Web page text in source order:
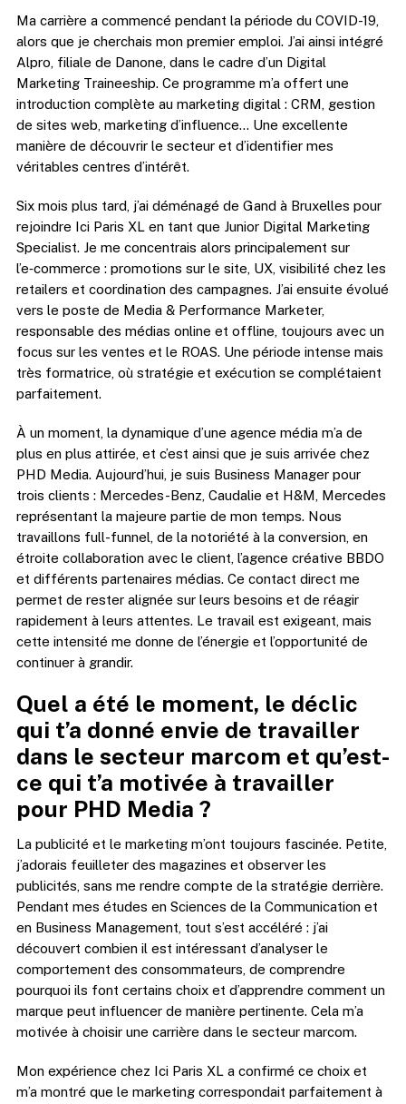
Ma carrière a commencé pendant la période du COVID-19,
alors que je cherchais mon premier emploi. J’ai ainsi intégré
Alpro, filiale de Danone, dans le cadre d’un Digital
Marketing Traineeship. Ce programme m’a offert une
introduction complète au marketing digital : CRM, gestion
de sites web, marketing d’influence… Une excellente
manière de découvrir le secteur et d’identifier mes
véritables centres d’intérêt.
Six mois plus tard, j’ai déménagé de Gand à Bruxelles pour
rejoindre Ici Paris XL en tant que Junior Digital Marketing
Specialist. Je me concentrais alors principalement sur
l’e‑commerce : promotions sur le site, UX, visibilité chez les
retailers et coordination des campagnes. J’ai ensuite évolué
vers le poste de Media & Performance Marketer,
responsable des médias online et offline, toujours avec un
focus sur les ventes et le ROAS. Une période intense mais
très formatrice, où stratégie et exécution se complétaient
parfaitement.
À un moment, la dynamique d’une agence média m’a de
plus en plus attirée, et c’est ainsi que je suis arrivée chez
PHD Media. Aujourd’hui, je suis Business Manager pour
trois clients : Mercedes-Benz, Caudalie et H&M, Mercedes
représentant la majeure partie de mon temps. Nous
travaillons full-funnel, de la notoriété à la conversion, en
étroite collaboration avec le client, l’agence créative BBDO
et différents partenaires médias. Ce contact direct me
permet de rester alignée sur leurs besoins et de réagir
rapidement à leurs attentes. Le travail est exigeant, mais
cette intensité me donne de l’énergie et l’opportunité de
continuer à grandir.
Quel a été le moment, le déclic
qui t’a donné envie de travailler
dans le secteur marcom et qu’est-
ce qui t’a motivée à travailler
pour PHD Media ?
La publicité et le marketing m’ont toujours fascinée. Petite,
j’adorais feuilleter des magazines et observer les
publicités, sans me rendre compte de la stratégie derrière.
Pendant mes études en Sciences de la Communication et
en Business Management, tout s’est accéléré : j’ai
découvert combien il est intéressant d’analyser le
comportement des consommateurs, de comprendre
pourquoi ils font certains choix et d’apprendre comment un
marque peut influencer de manière pertinente. Cela m’a
motivée à choisir une carrière dans le secteur marcom.
Mon expérience chez Ici Paris XL a confirmé ce choix et
m’a montré que le marketing correspondait parfaitement à